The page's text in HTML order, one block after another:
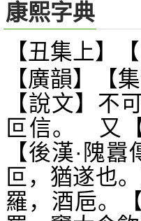
康熙字典
【丑集上】
【廣韻】【
【說文】不
叵信。 又
【後漢·隗
叵，猶遂也
羅，酒巵。